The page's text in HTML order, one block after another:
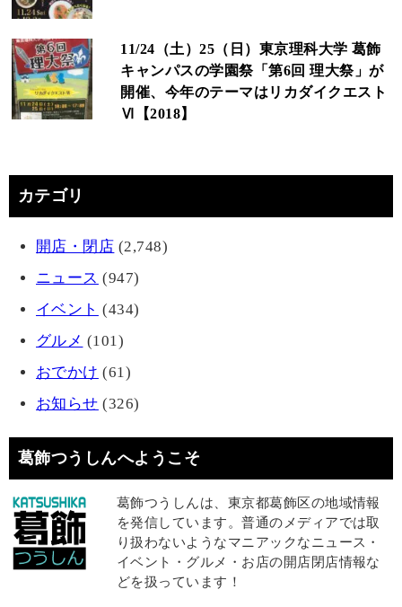
11/24（土）25（日）東京理科大学 葛飾
キャンパスの学園祭「第6回 理大祭」が
開催、今年のテーマはリカダイクエスト
Ⅵ【2018】
カテゴリ
開店・閉店 (2,748)
ニュース (947)
イベント (434)
グルメ (101)
おでかけ (61)
お知らせ (326)
葛飾つうしんへようこそ
葛飾つうしんは、東京都葛飾区の地域情報
を発信しています。普通のメディアでは取
り扱わないようなマニアックなニュース・
イベント・グルメ・お店の開店閉店情報な
どを扱っています！